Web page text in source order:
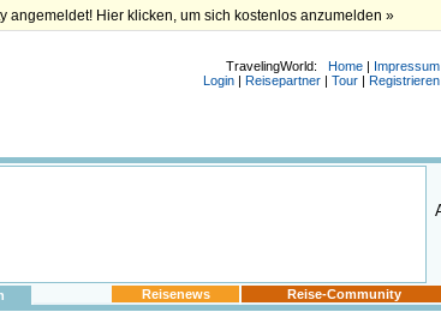
angemeldet! Hier klicken, um sich kostenlos anzumelden »
TravelingWorld: Home | Impressum
Login | Reisepartner | Tour | Registrieren
Reisenews Reise-Community